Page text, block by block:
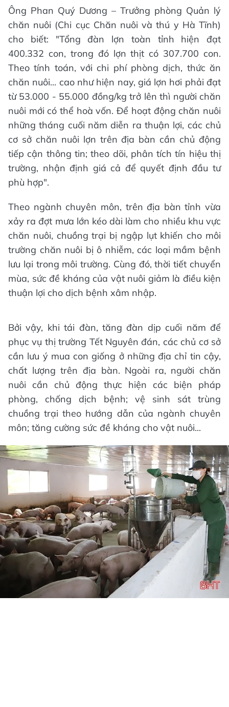
Ông Phan Quý Dương – Trưởng phòng Quản lý
chăn nuôi (Chi cục Chăn nuôi và thú y Hà Tĩnh)
cho biết: "Tổng đàn lợn toàn tỉnh hiện đạt
400.332 con, trong đó lợn thịt có 307.700 con.
Theo tính toán, với chi phí phòng dịch, thức ăn
chăn nuôi... cao như hiện nay, giá lợn hơi phải đạt
từ 53.000 - 55.000 đồng/kg trở lên thì người chăn
nuôi mới có thể hoà vốn. Để hoạt động chăn nuôi
những tháng cuối năm diễn ra thuận lợi, các chủ
cơ sở chăn nuôi lợn trên địa bàn cần chủ động
tiếp cận thông tin; theo dõi, phân tích tín hiệu thị
trường, nhận định giá cả để quyết định đầu tư
phù hợp".
Theo ngành chuyên môn, trên địa bàn tỉnh vừa
xảy ra đợt mưa lớn kéo dài làm cho nhiều khu vực
chăn nuôi, chuồng trại bị ngập lụt khiến cho môi
trường chăn nuôi bị ô nhiễm, các loại mầm bệnh
lưu lại trong môi trường. Cùng đó, thời tiết chuyển
mùa, sức đề kháng của vật nuôi giảm là điều kiện
thuận lợi cho dịch bệnh xâm nhập.
Bởi vậy, khi tái đàn, tăng đàn dịp cuối năm để
phục vụ thị trường Tết Nguyên đán, các chủ cơ sở
cần lưu ý mua con giống ở những địa chỉ tin cậy,
chất lượng trên địa bàn. Ngoài ra, người chăn
nuôi cần chủ động thực hiện các biện pháp
phòng, chống dịch bệnh; vệ sinh sát trùng
chuồng trại theo hướng dẫn của ngành chuyên
môn; tăng cường sức đề kháng cho vật nuôi...